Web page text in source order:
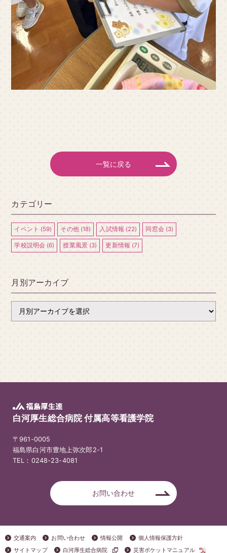
一覧に戻る
カテゴリー
イベント (59) その他 (18) 入試情報 (22) 同窓会 (3)
学校説明会 (6) 授業風景 (3) 更新情報 (7)
月別アーカイブ
白河厚生総合病院 付属高等看護学院
〒961-0005
福島県白河市豊地上弥次郎2-1
TEL：0248-23-4081
お問い合わせ
交通案内 お問い合わせ 情報公開
個人情報保護方針
サイトマップ
白河厚生総合病院 災害ポケットマニュアル